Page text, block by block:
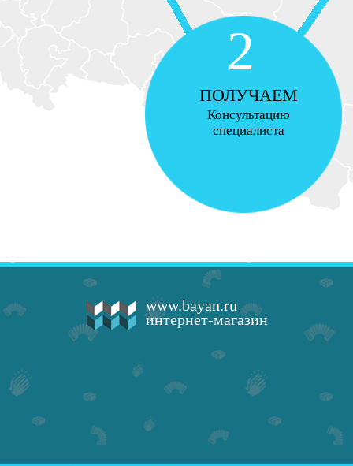
2
ПОЛУЧАЕМ
Консультацию
специалиста
www.bayan.ru
интернет-магазин